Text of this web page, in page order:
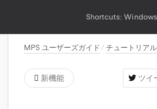
Shortcuts:Windows
MPS ユーザーズガイド チュートリアル
新機能 ツイ